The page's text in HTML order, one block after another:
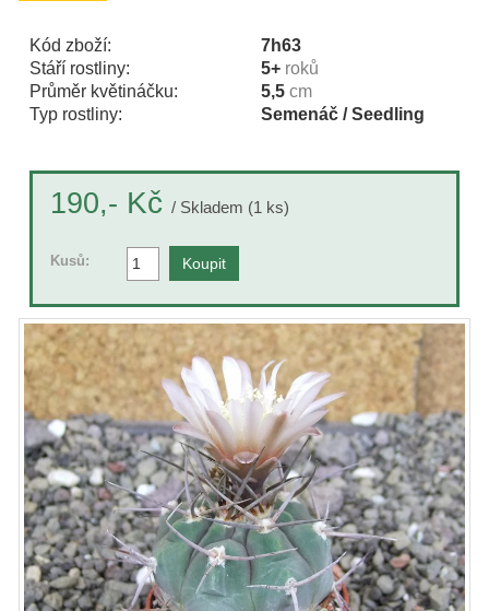
Kód zboží:
7h63
Stáří rostliny:
5+ roků
Průměr květináčku:
5,5 cm
Typ rostliny:
Semenáč / Seedling
190,- Kč / Skladem (1 ks)
Kusů: